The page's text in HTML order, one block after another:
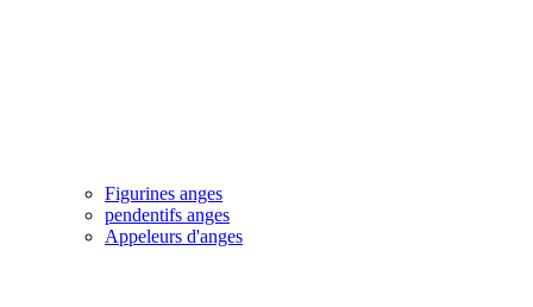
Figurines anges
pendentifs anges
Appeleurs d'anges